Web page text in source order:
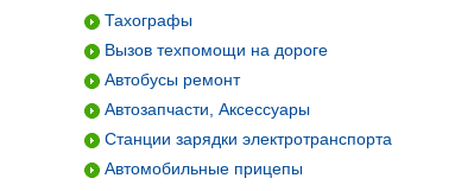
Тахографы
Вызов техпомощи на дороге
Автобусы ремонт
Автозапчасти, Аксессуары
Станции зарядки электротранспорта
Автомобильные прицепы